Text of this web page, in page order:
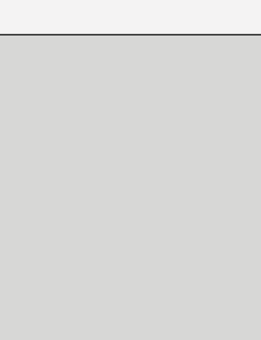
[GK] Mémoire cash -
[GK] Dan Houser (GTA)
[GK] Comment EA Sports
[GK] Crimson Moon : un
[GK] Isle of Reveries : le
[GK] Moonlighter 2 : The
[GK] Capcom relance
[Mo5] Deux inédits du
[GK] Le beat'em up The
[GK] Endless Legend 2 :
[LS] [PS5] Le WebKit
[GK] Oubliez Crazy Taxi,
[LS] [Switch] NSZ 5.0.0